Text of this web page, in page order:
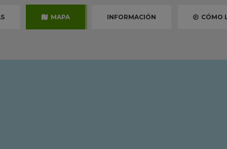
MAPA INFORMACIÓN CÓMO